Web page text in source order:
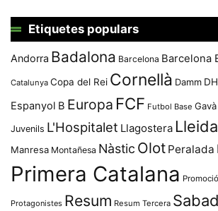
Etiquetes populars
Andorra Badalona Barcelona Barcelona
Catalunya Copa del Rei Cornellà Damm
Espanyol B Europa FCF Futbol Base Gavà
Juvenils L'Hospitalet Llagostera
Manresa Montañesa Nàstic Olot Peralada
Primera Catalana
Protagonistes Resum Resum Tercera